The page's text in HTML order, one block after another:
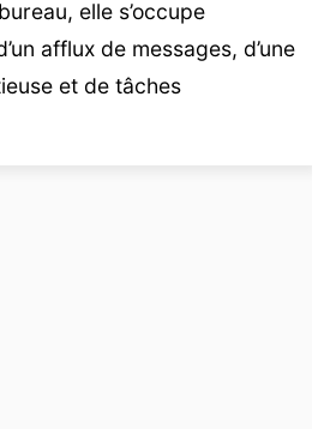
elle s’occupe
afflux de messages, d’une
et de tâches